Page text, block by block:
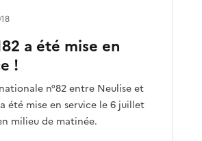
a été mise en
!
n°82 entre Neulise et
été mise en service le 6 juillet
milieu de matinée.